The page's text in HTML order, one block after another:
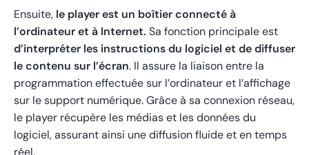
Ensuite, le player est un boîtier connecté à
l’ordinateur et à Internet. Sa fonction principale est
d’interpréter les instructions du logiciel et de diffuser
le contenu sur l’écran. Il assure la liaison entre la
programmation effectuée sur l’ordinateur et l’affichage
sur le support numérique. Grâce à sa connexion réseau,
le player récupère les médias et les données du
logiciel, assurant ainsi une diffusion fluide et en temps
réel.